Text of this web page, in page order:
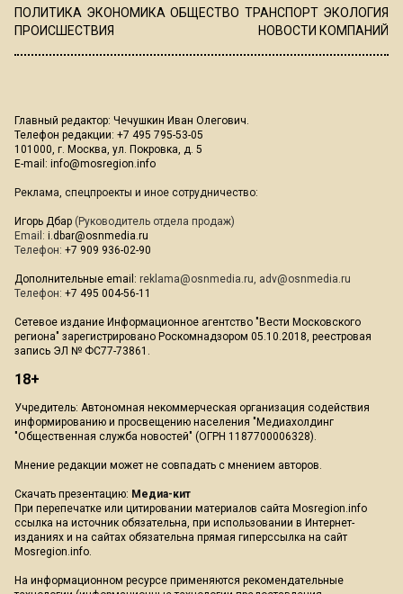
ПОЛИТИКА ЭКОНОМИКА ОБЩЕСТВО ТРАНСПОРТ ЭКОЛОГИЯ
ПРОИСШЕСТВИЯ
НОВОСТИ КОМПАНИЙ
Главный редактор: Чечушкин Иван Олегович.
Телефон редакции: +7 495 795-53-05
101000, г. Москва, ул. Покровка, д. 5
E-mail: info@mosregion.info
Реклама, спецпроекты и иное сотрудничество:
Игорь Дбар (Руководитель отдела продаж)
Email: i.dbar@osnmedia.ru
Телефон: +7 909 936-02-90
Дополнительные email: reklama@osnmedia.ru, adv@osnmedia.ru
Телефон: +7 495 004-56-11
Сетевое издание Информационное агентство "Вести Московского
региона" зарегистрировано Роскомнадзором 05.10.2018, реестровая
запись ЭЛ № ФС77-73861.
18+
Учредитель: Автономная некоммерческая организация содействия
информированию и просвещению населения "Медиахолдинг
"Общественная служба новостей" (ОГРН 1187700006328).
Мнение редакции может не совпадать с мнением авторов.
Скачать презентацию: Медиа-кит
При перепечатке или цитировании материалов сайта Mosregion.info
ссылка на источник обязательна, при использовании в Интернет-
изданиях и на сайтах обязательна прямая гиперссылка на сайт
Mosregion.info.
На информационном ресурсе применяются рекомендательные